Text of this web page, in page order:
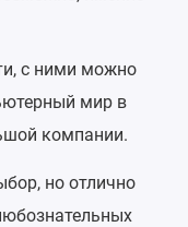
, с ними можно
мир в
компании.
но отлично